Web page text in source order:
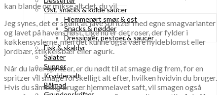
Ost, snacks & kolde saucer
Hjemmerørt smør & ost
Snacks & nødder
Dressinger, pestoer & saucer
Fisk & skaldyr
Salater
Supper
Kryddersalt
Bålmad
kan blande og mikse alt det, du vil.
Jeg synes, det er skønt at lave spritzer med egne smagvarianter
og lavet på havens høst. Lige nu er det roser, der fylder i
køkkensyslerne, men det kunne også være hyldeblomst eller
jordbær, stikkelsbær eller agurk.
Når du laver spritzer, er du nødt til at smage dig frem, for en
spritzer vil smage forskelligt alt efter, hvilken hvidvin du bruger.
Hvis du samtidig bruger hjemmelavet saft, vil smagen også